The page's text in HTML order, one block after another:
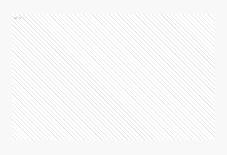
Ads